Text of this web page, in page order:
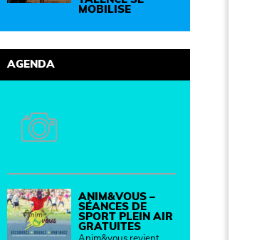
durable et solidaire.
MOBILISE
AGENDA
ANIM&VOUS –
SÉANCES DE
SPORT PLEIN AIR
GRATUITES